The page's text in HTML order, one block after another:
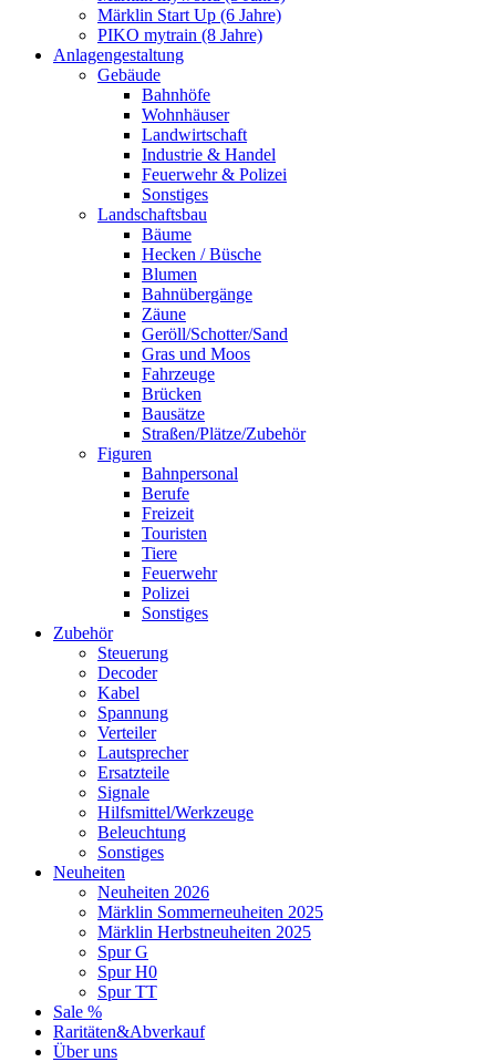
Märklin Start Up (6 Jahre)
PIKO mytrain (8 Jahre)
Anlagengestaltung
Gebäude
Bahnhöfe
Wohnhäuser
Landwirtschaft
Industrie & Handel
Feuerwehr & Polizei
Sonstiges
Landschaftsbau
Bäume
Hecken / Büsche
Blumen
Bahnübergänge
Zäune
Geröll/Schotter/Sand
Gras und Moos
Fahrzeuge
Brücken
Bausätze
Straßen/Plätze/Zubehör
Figuren
Bahnpersonal
Berufe
Freizeit
Touristen
Tiere
Feuerwehr
Polizei
Sonstiges
Zubehör
Steuerung
Decoder
Kabel
Spannung
Verteiler
Lautsprecher
Ersatzteile
Signale
Hilfsmittel/Werkzeuge
Beleuchtung
Sonstiges
Neuheiten
Neuheiten 2026
Märklin Sommerneuheiten 2025
Märklin Herbstneuheiten 2025
Spur G
Spur H0
Spur TT
Sale %
Raritäten&Abverkauf
Über uns